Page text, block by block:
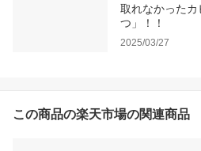
取れなかった
つ」！！
2025/03/27
この商品の楽天市場の関連商品